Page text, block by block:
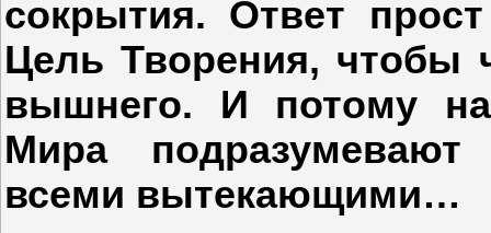
сокрытия. Ответ
Цель Творения, чтобы
вышнего. И потому
Мира
всеми вытекающими…